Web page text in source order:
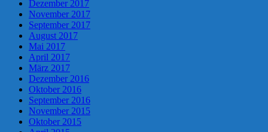
Dezember 2017
November 2017
September 2017
August 2017
Mai 2017
April 2017
März 2017
Dezember 2016
Oktober 2016
September 2016
November 2015
Oktober 2015